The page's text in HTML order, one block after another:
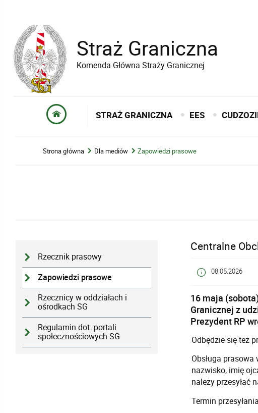
Straż Graniczna
Komenda Główna Straży Granicznej
STRAŻ GRANICZNA EES
Strona główna Dla mediów Zapowiedzi prasowe
Rzecznik prasowy
Zapowiedzi prasowe
Rzecznicy w oddziałach i
ośrodkach SG
Regulamin dot. portali
społecznościowych SG
Centralne
08.05.2026
16 maja
Granicznej z
Prezydent RP
Odbędzie się też
Obsługa
nazwisko, imię
należy przesyłać
Termin